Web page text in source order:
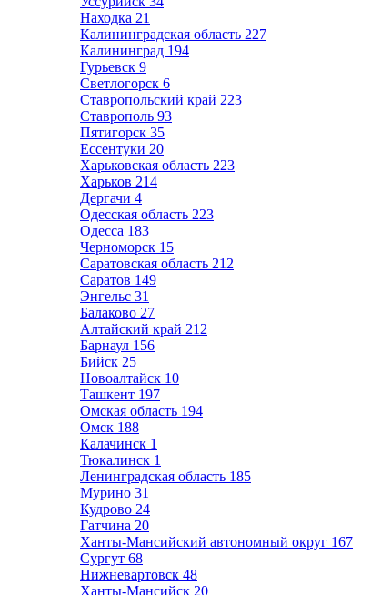
Находка 21
Калининградская область 227
Калининград 194
Гурьевск 9
Светлогорск 6
Ставропольский край 223
Ставрополь 93
Пятигорск 35
Ессентуки 20
Харьковская область 223
Харьков 214
Дергачи 4
Одесская область 223
Одесса 183
Черноморск 15
Саратовская область 212
Саратов 149
Энгельс 31
Балаково 27
Алтайский край 212
Барнаул 156
Бийск 25
Новоалтайск 10
Ташкент 197
Омская область 194
Омск 188
Калачинск 1
Тюкалинск 1
Ленинградская область 185
Мурино 31
Кудрово 24
Гатчина 20
Ханты-Мансийский автономный округ 167
Сургут 68
Нижневартовск 48
Ханты-Мансийск 20